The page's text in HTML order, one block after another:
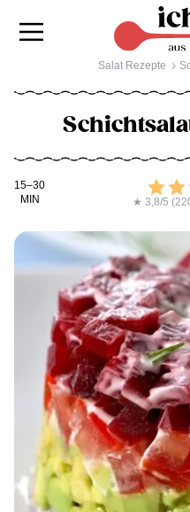
Salat Rezepte
Kochdauer
15–30
MIN
★ 3,8/5